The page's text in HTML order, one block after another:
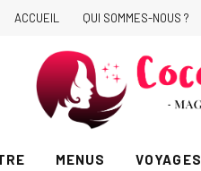
ACCUEIL QUI SOMMES-NOUS ?
MENUS VOYAGES